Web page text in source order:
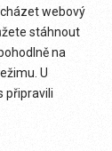
webový
stáhnout
na
U
připravili